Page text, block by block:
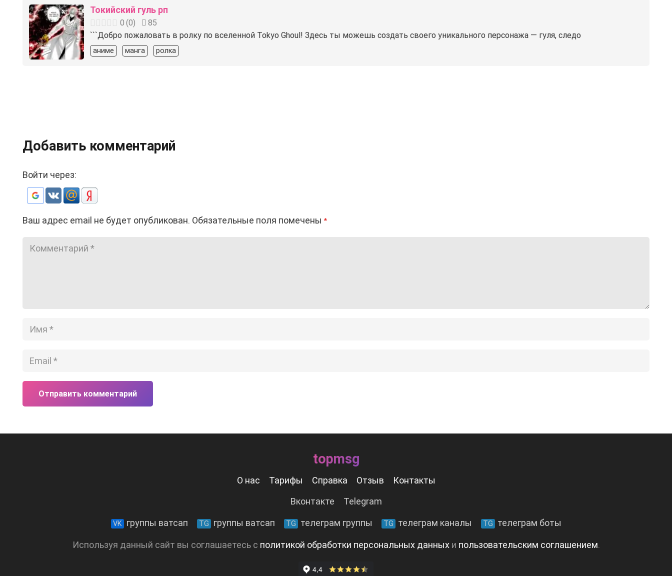
Токийский гуль рп
0 (0)
85
```Добро пожаловать в ролку по вселенной Tokyo Ghoul! Здесь ты можешь создать своего уникального персонажа — гуля, следо
аниме манга ролка
Добавить комментарий
Войти через:
Ваш адрес email не будет опубликован. Обязательные поля помечены *
Отправить комментарий
topmsg
О нас Тарифы Справка Отзыв Контакты
Вконтакте Telegram
VK группы ватсап TG группы ватсап TG телеграм группы TG телеграм каналы TG телеграм боты
Используя данный сайт вы соглашаетесь с политикой обработки персональных данныхи пользовательским соглашением.